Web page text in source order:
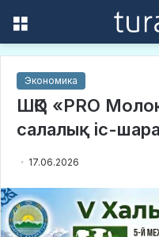
Экономика
ШҚО «PRO
салалық іс-
17.06.2026